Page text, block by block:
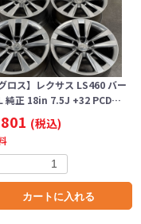
グロス】レクサス LS460 バー
純正 18in 7.5J +32 PCD…
(税込)
カートに入れる